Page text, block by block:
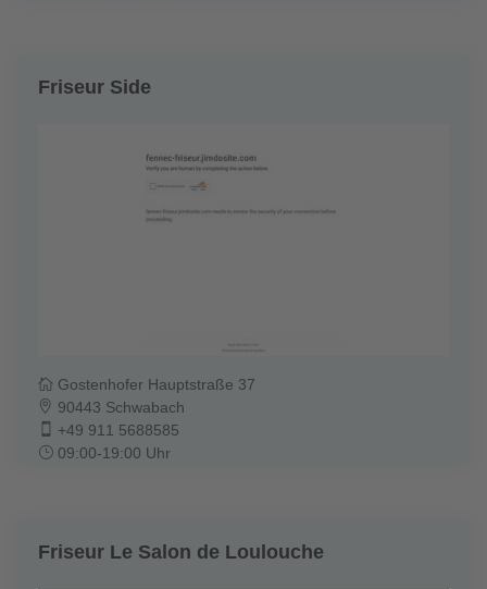
Friseur Side
Gostenhofer Hauptstraße 37
90443 Schwabach
+49 911 5688585
09:00-19:00 Uhr
Friseur Le Salon de Loulouche